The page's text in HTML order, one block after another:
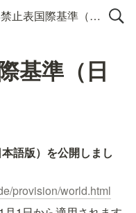
2026年禁止表国際基準（日本語版）
基準（日
語版）を公開しまし
provision/world.html